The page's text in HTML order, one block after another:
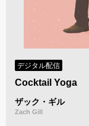
デジタル配信
Cocktail Yoga
ザック・ギル
Zach Gill